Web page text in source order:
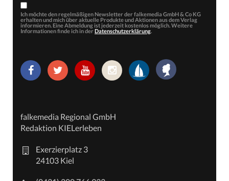
Ich möchte den regelmäßigen Newsletter der falkemedia GmbH & Co KG
erhalten und mich über aktuelle Produkte und Aktionen aus dem Verlag
informieren. Eine Abmeldung ist jederzeit kostenlos möglich. Weitere
Informationen finde ich in der Datenschutzerklärung.
falkemedia Regional GmbH
Redaktion KIELerleben
Exerzierplatz 3
24103 Kiel